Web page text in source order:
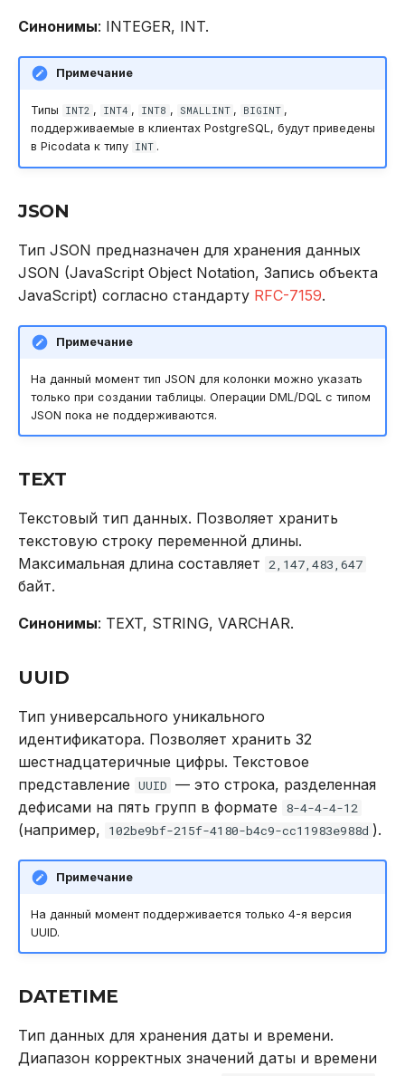
Синонимы: INTEGER, INT.
Примечание
Типы INT2 , INT4 , INT8 , SMALLINT , BIGINT ,
поддерживаемые в клиентах PostgreSQL, будут приведены
в Picodata к типу INT .
JSON
Тип JSON предназначен для хранения данных
JSON (JavaScript Object Notation, Запись объекта
JavaScript) согласно стандарту RFC-7159.
Примечание
На данный момент тип JSON для колонки можно указать
только при создании таблицы. Операции DML/DQL с типом
JSON пока не поддерживаются.
TEXT
Текстовый тип данных. Позволяет хранить
текстовую строку переменной длины.
Максимальная длина составляет 2,147,483,647
байт.
Синонимы: TEXT, STRING, VARCHAR.
UUID
Тип универсального уникального
идентификатора. Позволяет хранить 32
шестнадцатеричные цифры. Текстовое
представление UUID — это строка, разделенная
дефисами на пять групп в формате
8-4-4-4-12
(например, 102be9bf-215f-4180-b4c9-cc11983e988d ).
Примечание
На данный момент поддерживается только 4-я версия
UUID.
DATETIME
Тип данных для хранения даты и времени.
Диапазон корректных значений даты и времени